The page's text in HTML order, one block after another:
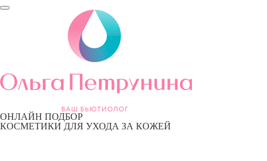
ОНЛАЙН ПОДБОР
КОСМЕТИКИ ДЛЯ УХОДА ЗА КОЖЕЙ